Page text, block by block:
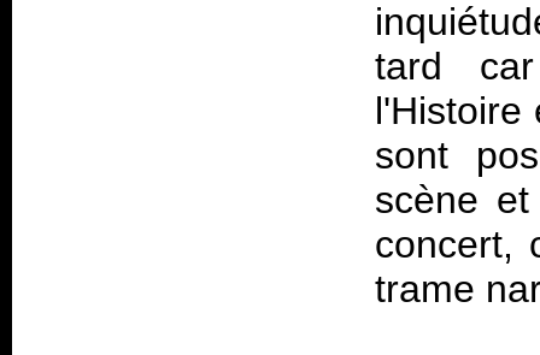
tard
l'Histoire
sont
scène
concert,
trame